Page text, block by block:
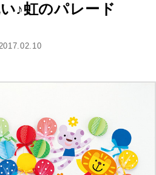
♪虹のパレード